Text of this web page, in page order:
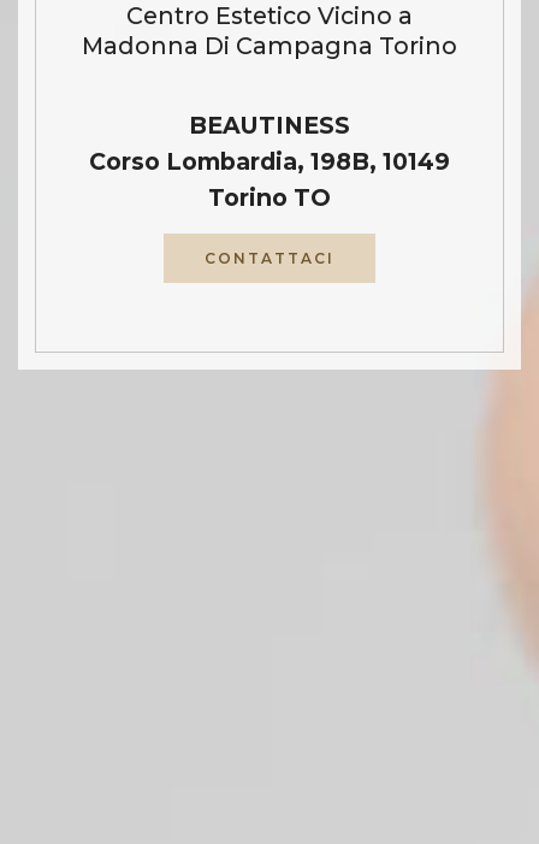
Centro Estetico Vicino a
Madonna Di Campagna Torino
BEAUTINESS
Corso Lombardia, 198B, 10149
Torino TO
CONTATTACI